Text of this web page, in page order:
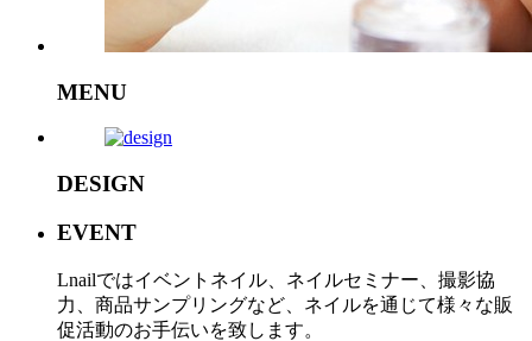
MENU
DESIGN
EVENT
Lnailではイベントネイル、ネイルセミナー、撮影協
力、商品サンプリングなど、ネイルを通じて様々な販
促活動のお手伝いを致します。